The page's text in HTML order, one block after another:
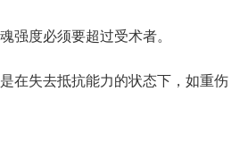
度必须要超过受术者。
失去抵抗能力的状态下，如重伤